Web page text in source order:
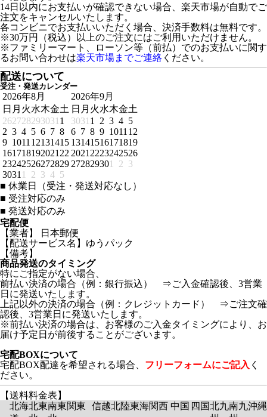
14日以内にお支払いが確認できない場合、楽天市場が自動でご
注文をキャンセルいたします。
各コンビニでお支払いいただく場合、決済手数料は無料です。
※30万円（税込）以上のご注文にはご利用いただけません。
※ファミリーマート、ローソン等（前払）でのお支払いに関す
るお問い合わせは楽天市場までご連絡 ください。
配送について
受注・発送カレンダー
2026年8月
日 月 火水木金土
262728293031 1
2 3 4 5 6 7 8
9 1011 12131415
161718192021 22
23242526272829
3031 1 2 3 4 5
2026年9月
日 月 火水木金土
3031 1 2 3 4 5
6 7 8 9 1011 12
13141516171819
2021 2223242526
272829301 2 3
■ 休業日（受注・発送対応なし）
■ 受注対応のみ
■ 発送対応のみ
宅配便
【業者】 日本郵便
【配送サービス名】ゆうパック
【備考】
商品発送のタイミング
特にご指定がない場合、
前払い決済の場合（例：銀行振込） ⇒ご入金確認後、3営業
日に発送いたします。
上記以外の決済の場合（例：クレジットカード） ⇒ご注文確
認後、3営業日に発送いたします。
※前払い決済の場合は、お客様のご入金タイミングにより、お
届け予定日が前後することがございます。
宅配BOXについて
宅配BOX配達を希望される場合、 フリーフォームにご記入 く
ださい。
【送料料金表】
北海北東南東関東 信越北陸東海関西 中国 四国北九南九沖縄